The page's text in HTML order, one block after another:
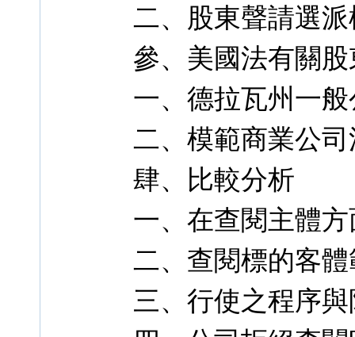
二、股東聲請選
參、美國法有關
一、德拉瓦州一
二、模範商業公司
肆、比較分析
一、在查閱主體方
二、查閱標的客
三、行使之程序